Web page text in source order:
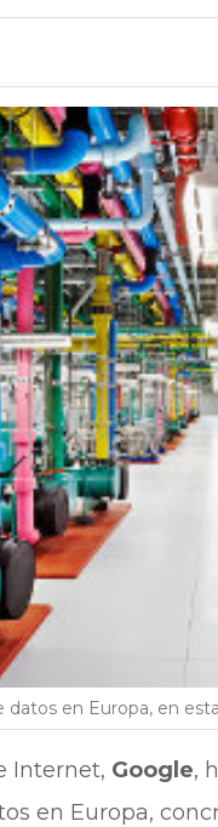
en Europa, en
Internet, Google,
en Europa,